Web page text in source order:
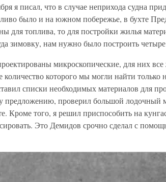
я писал, что в случае неприхода судна
было и на южном побережье, в бухте
для топлива, то для постройки жилья
зимовку, нам нужно было построить
микроскопические, для них
которого мы могли найти только
списки необходимых материалов для
предложению, проверил большой лодочный
Кроме того, я решил приспособить на
Это Демидов срочно сделал с